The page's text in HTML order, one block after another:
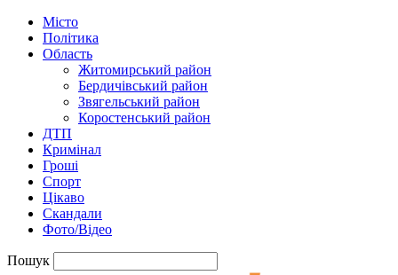
Місто
Політика
Область
Житомирський район
Бердичівський район
Звягельський район
Коростенський район
ДТП
Кримінал
Гроші
Спорт
Цікаво
Скандали
Фото/Відео
Пошук